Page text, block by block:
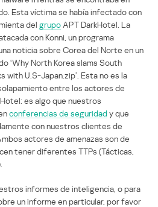
Esta víctima se había infectado con
del grupo APT DarkHotel. La
con Konni, un programa
noticia sobre Corea del Norte en un
‘Why North Korea slams South
with U.S-Japan.zip’. Esta no es la
entre los actores de
es algo que nuestros
conferencias de seguridady que
con nuestros clientes de
actores de amenazas son de
tener diferentes TTPs (Tácticas,
informes de inteligencia, o para
un informe en particular, por favor